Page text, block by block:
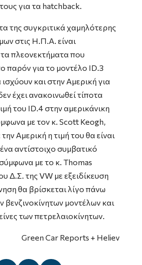
για τα hatchback.
της συγκριτικά χαμηλότερης
στις Η.Π.Α. είναι
πλεονεκτήματα που
παρόν για το μοντέλο ID.3
και στην Αμερική για
έχει ανακοινωθεί τίποτα
του ID.4 στην αμερικάνικη
με τον κ. Scott Keogh,
Αμερική η τιμή του θα είναι
αντίστοιχο συμβατικό
με το κ. Thomas
Δ.Σ. της VW με εξειδίκευση
θα βρίσκεται λίγο πάνω
βενζινοκίνητων μοντέλων και
των πετρελαιοκίνητων.
Green Car Reports + Heliev